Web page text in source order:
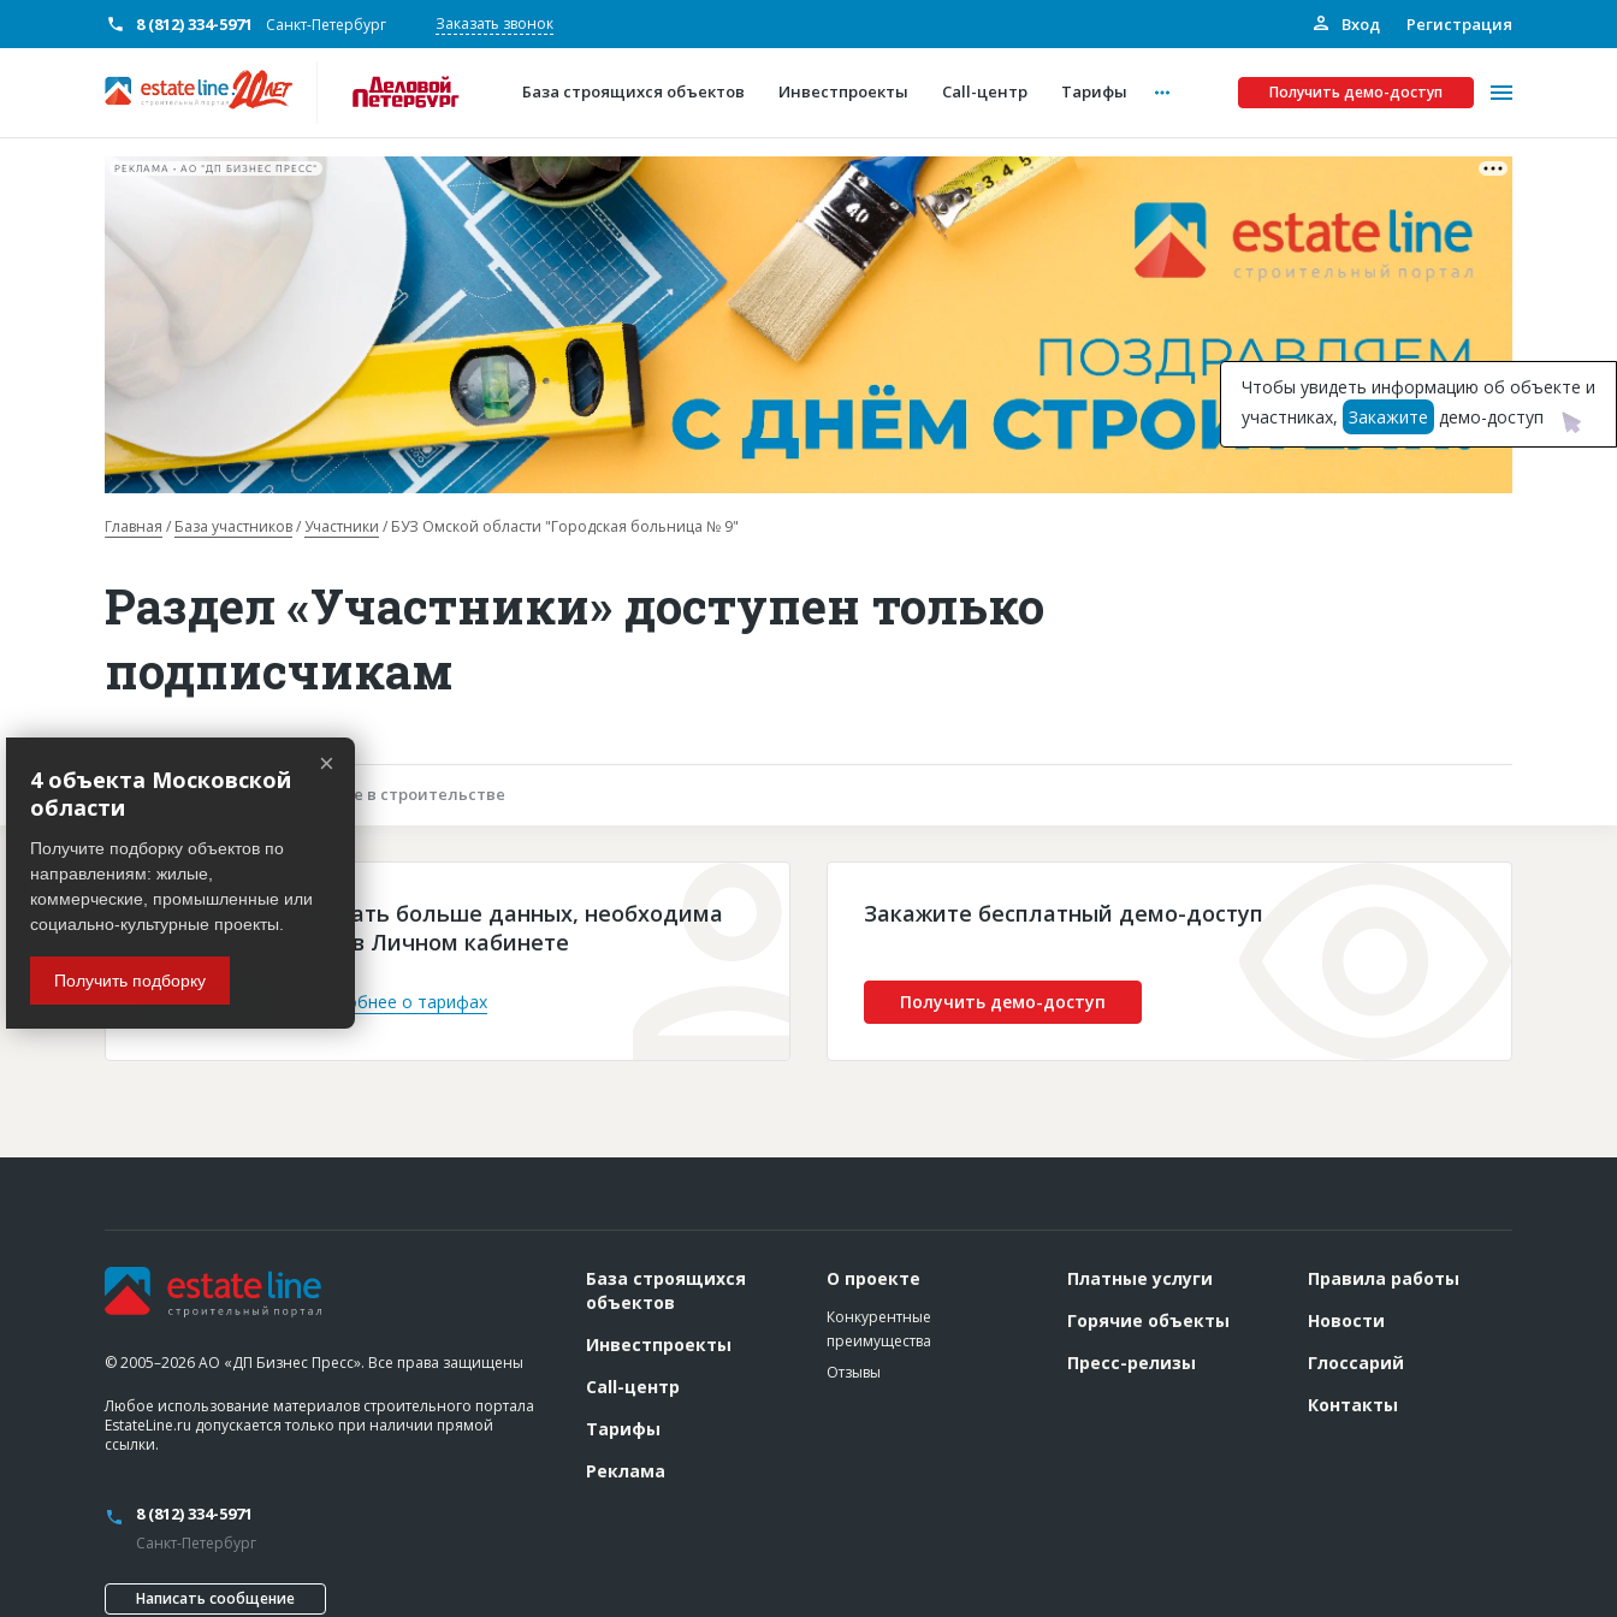
8 (812) 334-5971 Санкт-Петербург Заказать звонок Вход Регистрация
База строящихся объектов Инвестпроекты Call-центр Тарифы Получить демо-доступ
О проекте
Конкурентные преимущества
Горячие объекты
Глоссарий
Платные услуги
Рекламодателям
Инвестпроекты
Подписка на Базу
РЕКЛАМА • АО "ДП БИЗНЕС ПРЕСС"
Главная База участников Участники БУЗ Омской области "Городская больница № 9"
Раздел «Участники» доступен только
подписчикам
Описание объекта Участие в строительстве
Чтобы просматривать больше данных, необходима
платная подписка в Личном кабинете
Войти Подробнее о тарифах
Закажите бесплатный демо-доступ
Получить демо-доступ
Чтобы увидеть информацию об объекте и
участниках, Закажите демо-доступ
© 2005–2026 АО «ДП Бизнес Пресс». Все права защищены
Любое использование материалов строительного портала
EstateLine.ru допускается только при наличии прямой
ссылки.
8 (812) 334-5971
Санкт-Петербург
Написать сообщение
База строящихся
объектов
Инвестпроекты
Call-центр
Тарифы
Реклама
О проекте
Конкурентные
преимущества
Отзывы
Платные услуги
Горячие объекты
Пресс-релизы
Правила работы
Новости
Глоссарий
Контакты
×
4 объекта Московской
области
Получите подборку объектов по
направлениям: жилые,
коммерческие, промышленные или
социально-культурные проекты.
Получить подборку